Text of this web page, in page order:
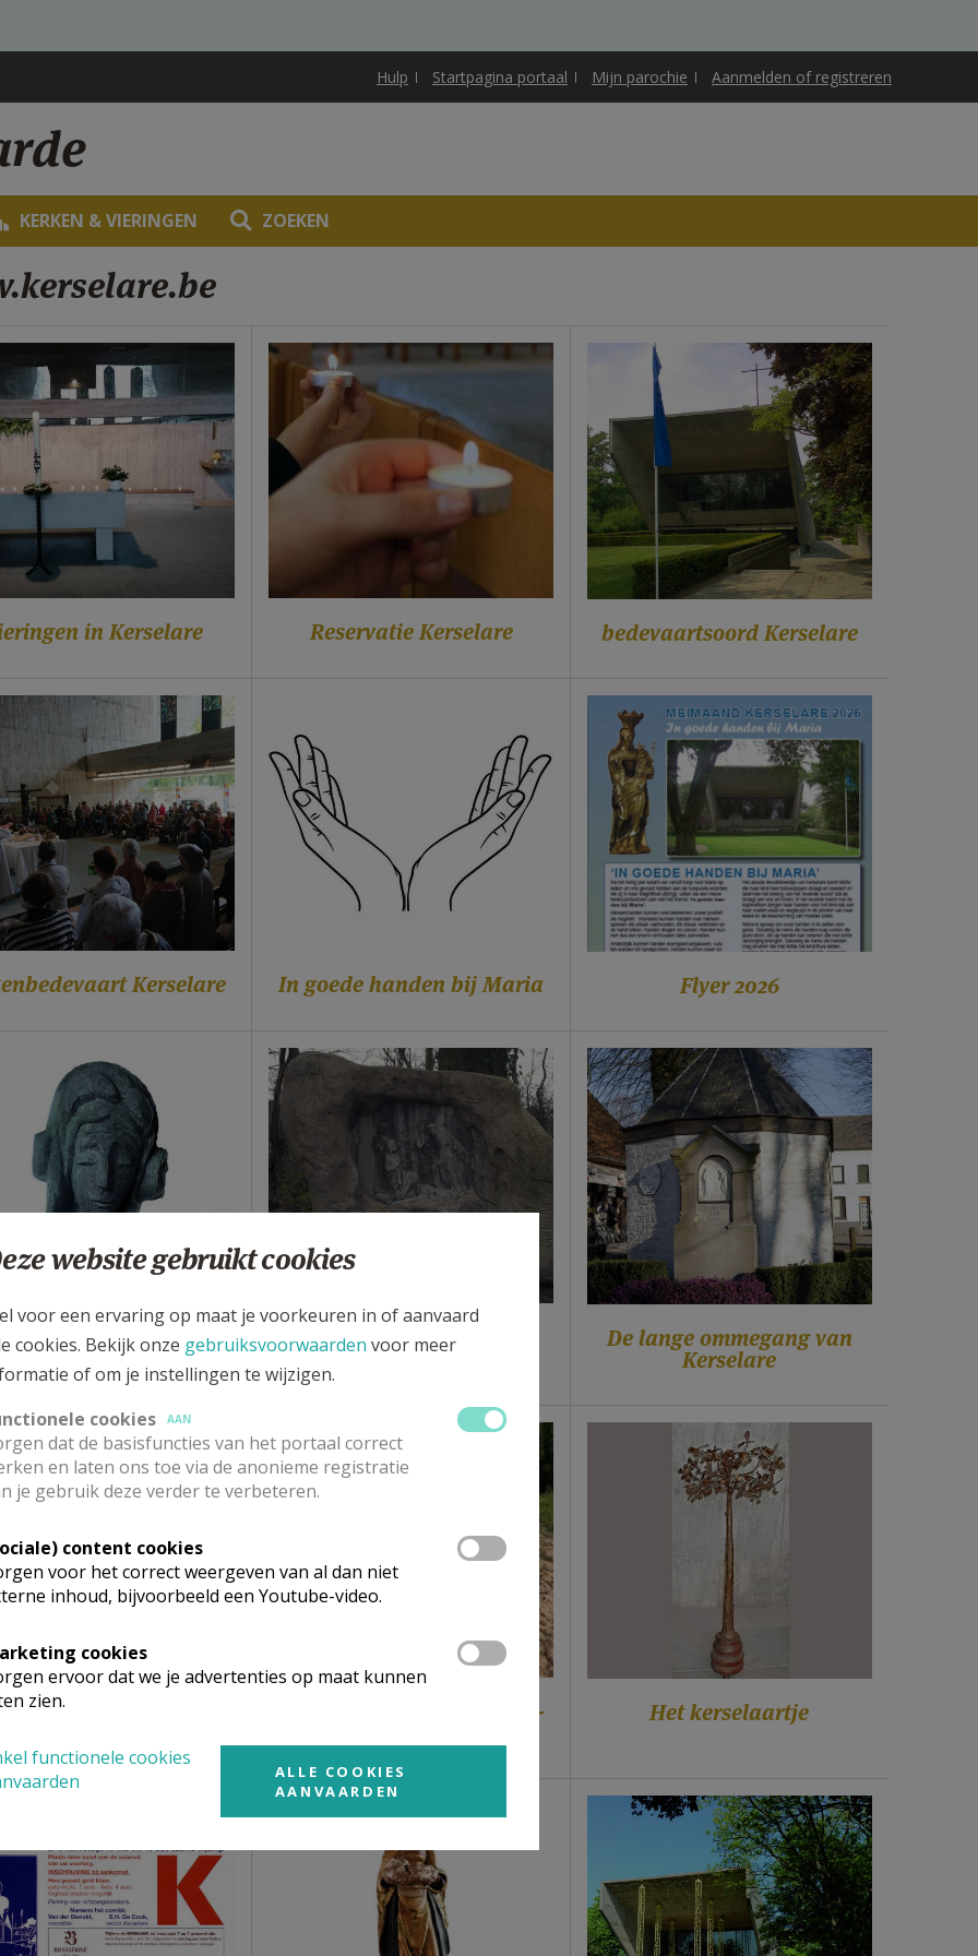
Hulp Startpagina portaal Mijn parochie Aanmelden of registreren
KERKEN & VIERINGEN ZOEKEN
in Kerselare Reservatie Kerselare bedevaartsoord Kerselare
Kerselare In goede handen bij Maria Flyer 2026
bijzonder Mariabeeld De kleine ommegang van
Kerselare
De lange ommegang van
Kerselare
Kerselare Wandeling Volkegemkerk - Het kerselaartje
website gebruikt cookies
voor een ervaring op maat je voorkeuren in of aanvaard
cookies. Bekijk onze gebruiksvoorwaarden voor meer
of om je instellingen te wijzigen.
cookies
AAN
dat de basisfuncties van het portaal correct
en laten ons toe via de anonieme registratie
je gebruik deze verder te verbeteren.
content cookies
voor het correct weergeven van al dan niet
inhoud, bijvoorbeeld een Youtube-video.
cookies
ervoor dat we je advertenties op maat kunnen
zien.
functionele cookies
ALLE COOKIES
AANVAARDEN